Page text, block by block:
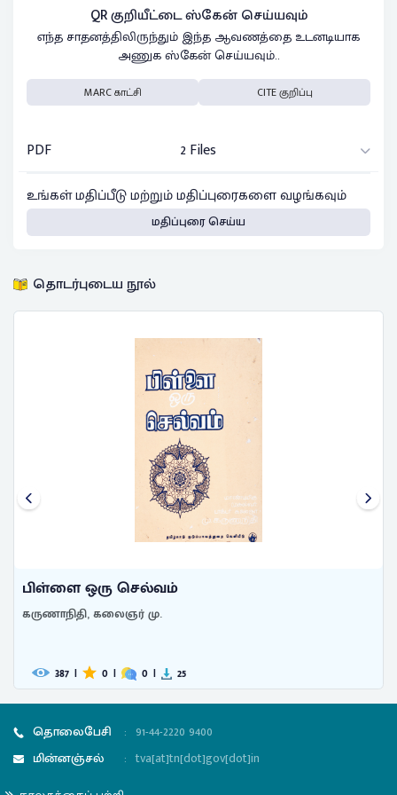
QR குறியீட்டை ஸ்கேன் செய்யவும்
எந்த சாதனத்திலிருந்தும் இந்த ஆவணத்தை உடனடியாக
அணுக ஸ்கேன் செய்யவும்..
MARC காட்சி CITE குறிப்பு
PDF
2 Files
உங்கள் மதிப்பீடு மற்றும் மதிப்புரைகளை வழங்கவும்
மதிப்புரை செய்ய
தொடர்புடைய நூல்
மொழிப்போரில் ஒரு களம்!
கருணாநிதி, கலைஞர் மு.
456 0 |
தொலைபேசி : 91-44-2220 9400
மின்னஞ்சல்
: tva[at]tn[dot]gov[dot]in